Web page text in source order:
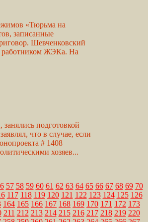
«Тюрьма на
записанные
Шевченковский
работником ЖЭКа. На
подготовкой
что в случае, если
# 1408
хозяев...
57 58 59 60 61 62 63 64 65 66 67 68 69 70
117 118 119 120 121 122 123 124 125 126
164 165 166 167 168 169 170 171 172 173
211 212 213 214 215 216 217 218 219 220